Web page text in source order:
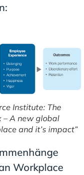
Institute: The
– A new global
and it’s impact”
Workplace